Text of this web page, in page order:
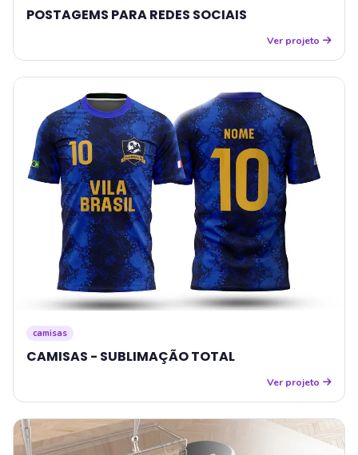
POSTAGEMS PARA REDES SOCIAIS
Ver projeto
camisas
CAMISAS - SUBLIMAÇÃO TOTAL
Ver projeto